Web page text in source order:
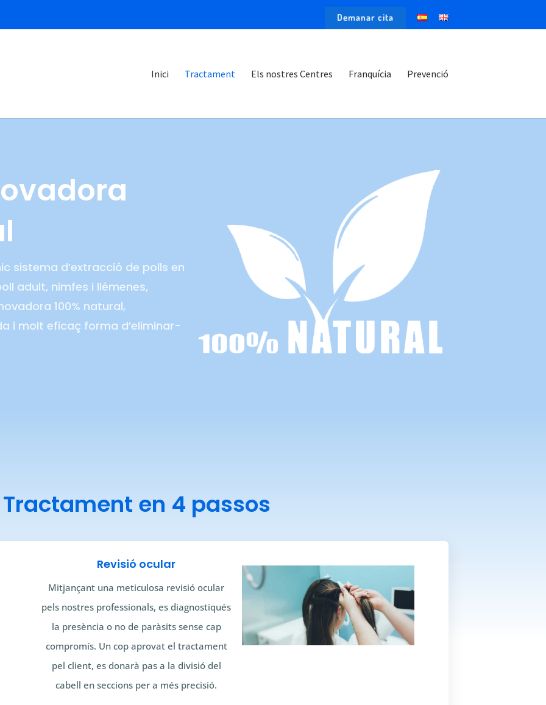
Demanar cita
Inici Tractament Els nostres Centres Franquícia Prevenció
sistema d’extracció de polls en
adult, nimfes i llémenes,
100% natural,
i molt eficaç forma d’eliminar-
Tractament en 4 passos
Revisió ocular
Mitjançant una meticulosa revisió ocular
pels nostres professionals, es diagnostiqués
la presència o no de paràsits sense cap
compromís. Un cop aprovat el tractament
pel client, es donarà pas a la divisió del
cabell en seccions per a més precisió.